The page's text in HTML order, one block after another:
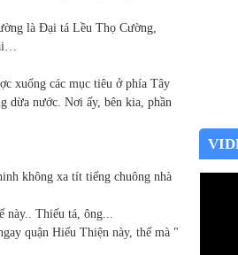
là Đại tá Lều Thọ Cường,
xuống các mục tiêu ở phía Tây
dừa nước. Nơi ấy, bên kia, phần
không xa tít tiếng chuông nhà
Thiếu tá, ông...
quận Hiếu Thiện này, thế mà "